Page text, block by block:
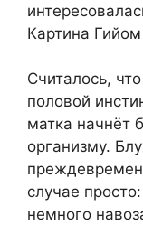
Картина
Считалось,
половой
матка начнёт
организму.
случае
немного